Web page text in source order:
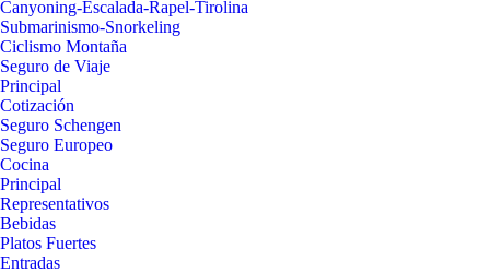
Canyoning-Escalada-Rapel-Tirolina
Submarinismo-Snorkeling
Ciclismo Montaña
Seguro de Viaje
Principal
Cotización
Seguro Schengen
Seguro Europeo
Cocina
Principal
Representativos
Bebidas
Platos Fuertes
Entradas